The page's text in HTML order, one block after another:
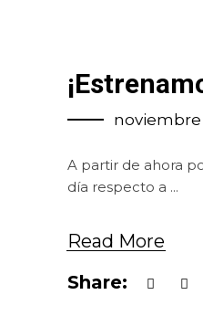
noviembre
A partir de ahora
día respecto a
Read More
Share: